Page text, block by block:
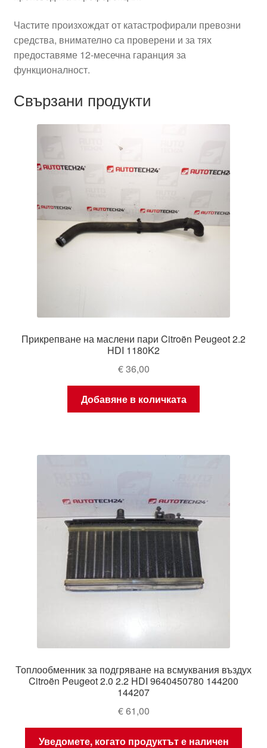
Частите произхождат от катастрофирали превозни
средства, внимателно са проверени и за тях
предоставяме 12-месечна гаранция за
функционалност.
Свързани продукти
Прикрепване на маслени пари Citroën Peugeot 2.2
HDI 1180K2
€36,00
Добавяне в количката
Топлообменник за подгряване на всмуквания въздух
Citroën Peugeot 2.0 2.2 HDI 9640450780 144200
144207
€61,00
Уведомете, когато продуктът е наличен